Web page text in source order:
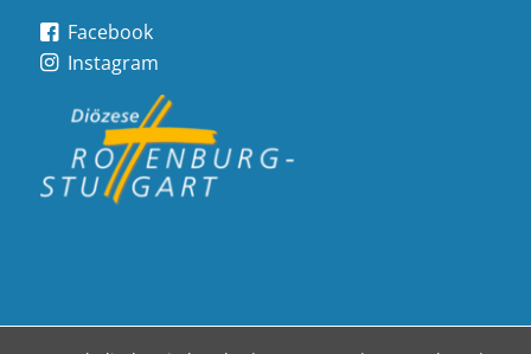
Facebook
Instagram